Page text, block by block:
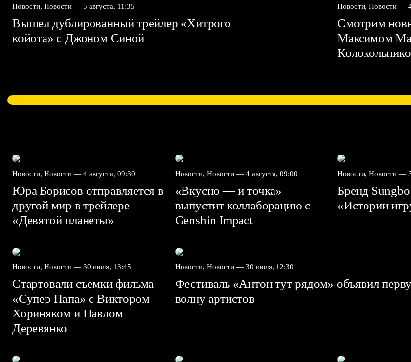
Новости, Новости — 5 августа, 11:35
Вышел дублированный трейлер «Хитрого
койота» с Джоном Синой
Новости, Новости —
Смотрим
Максимом
Новости, Новости — 4 августа, 09:30
Юра Борисов отправляется в
другой мир в трейлере
«Девятой планеты»
Новости, Новости — 4 августа, 09:00
«Вкусно — и точка»
выпустит коллаборацию с
Genshin Impact⁠⁠
Новости, Новости —
Бренд
«Истории
Новости, Новости — 30 июля, 13:45
Стартовали съемки фильма
«Супер Папа» с Виктором
Хориняком и Павлом
Деревянко
Новости, Новости — 30 июля, 12:30
Фестиваль «Антон тут рядом» объявил
волну артистов